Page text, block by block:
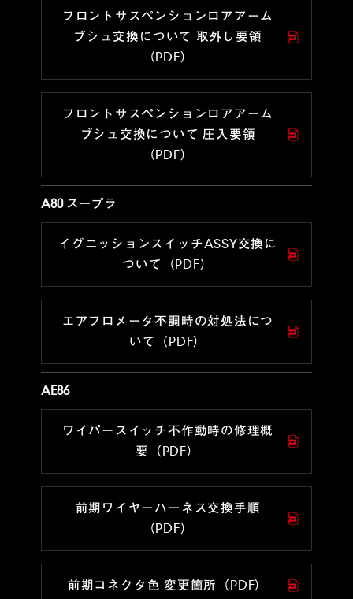
フロントサスペンションロアアーム
ブシュ交換について 取外し要領
（PDF）
フロントサスペンションロアアーム
ブシュ交換について 圧入要領
（PDF）
A80 スープラ
イグニッションスイッチASSY交換に
ついて（PDF）
エアフロメータ不調時の対処法につ
いて（PDF）
AE86
ワイパースイッチ不作動時の修理概
要（PDF）
前期ワイヤーハーネス交換手順
（PDF）
前期コネクタ色 変更箇所（PDF）